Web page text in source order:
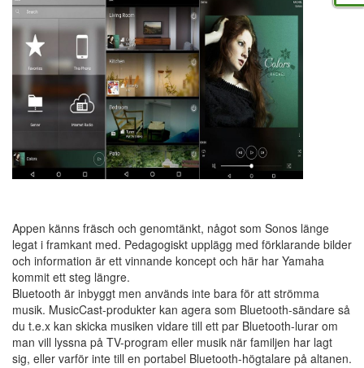
Appen känns fräsch och genomtänkt, något som Sonos länge
legat i framkant med. Pedagogiskt upplägg med förklarande bilder
och information är ett vinnande koncept och här har Yamaha
kommit ett steg längre.
Bluetooth är inbyggt men används inte bara för att strömma
musik. MusicCast-produkter kan agera som Bluetooth-sändare så
du t.e.x kan skicka musiken vidare till ett par Bluetooth-lurar om
man vill lyssna på TV-program eller musik när familjen har lagt
sig, eller varför inte till en portabel Bluetooth-högtalare på altanen.